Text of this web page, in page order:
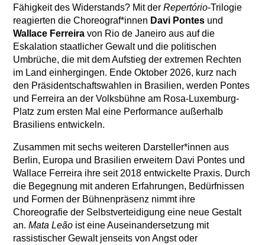
Fähigkeit des Widerstands? Mit der Repertório-Trilogie
reagierten die Choreograf*innen Davi Pontesund
Wallace Ferreiravon Rio de Janeiro aus auf die
Eskalation staatlicher Gewalt und die politischen
Umbrüche, die mit dem Aufstieg der extremen Rechten
im Land einhergingen. Ende Oktober 2026, kurz nach
den Präsidentschaftswahlen in Brasilien, werden Pontes
und Ferreira an der Volksbühne am Rosa-Luxemburg-
Platz zum ersten Mal eine Performance außerhalb
Brasiliens entwickeln.
Zusammen mit sechs weiteren Darsteller*innen aus
Berlin, Europa und Brasilien erweitern Davi Pontes und
Wallace Ferreira ihre seit 2018 entwickelte Praxis. Durch
die Begegnung mit anderen Erfahrungen, Bedürfnissen
und Formen der Bühnenpräsenz nimmt ihre
Choreografie der Selbstverteidigung eine neue Gestalt
an. Mata Leãoist eine Auseinandersetzung mit
rassistischer Gewalt jenseits von Angst oder